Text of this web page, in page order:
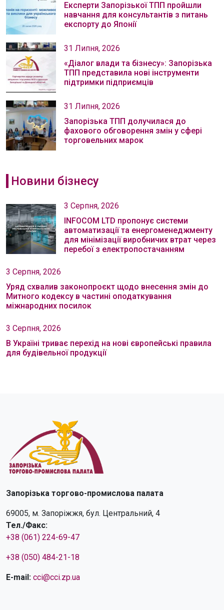
Експерти Запорізької ТПП пройшли
навчання для консультантів з питань
експорту до Японії
31 Липня, 2026
«Діалог влади та бізнесу»: Запорізька
ТПП представила нові інструменти
підтримки підприємців
31 Липня, 2026
Запорізька ТПП долучилася до
фахового обговорення змін у сфері
торговельних марок
Новини бізнесу
3 Серпня, 2026
INFOCOM LTD пропонує системи
автоматизації та енергоменеджменту
для мінімізації виробничих втрат через
перебої з електропостачанням
3 Серпня, 2026
Уряд схвалив законопроєкт щодо внесення змін до
Митного кодексу в частині оподаткування
міжнародних посилок
3 Серпня, 2026
В Україні триває перехід на нові європейські правила
для будівельної продукції
Запорізька торгово-промислова палата
69005, м. Запоріжжя, бул. Центральний, 4
Тел./Факс:
+38 (061) 224-69-47
+38 (050) 484-21-18
E-mail: cci@cci.zp.ua